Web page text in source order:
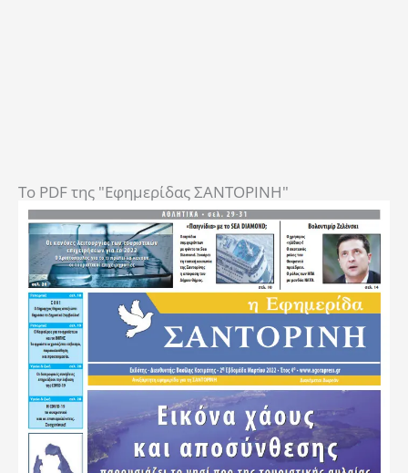
To PDF της "Εφημερίδας ΣΑΝΤΟΡΙΝΗ"